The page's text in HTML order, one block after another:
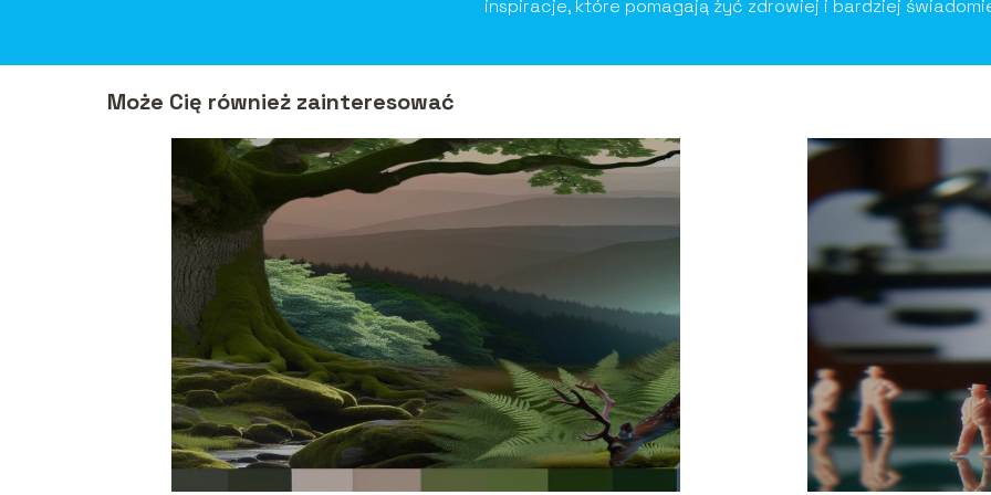
inspiracje, które pomagają żyć zdrowiej i bardziej
Może Cię również zainteresować